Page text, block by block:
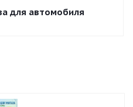
для автомобиля